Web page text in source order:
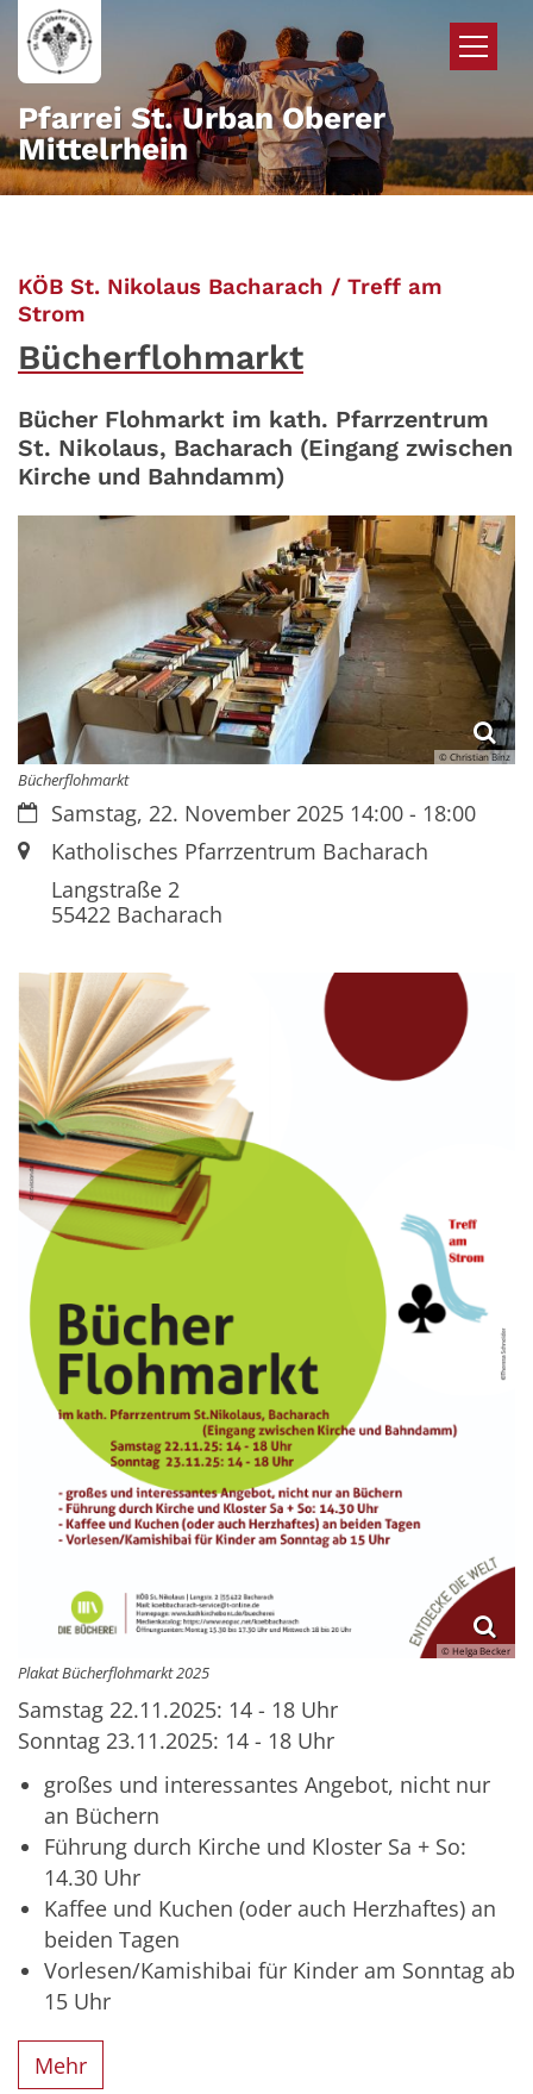
Zum Inhalt springen
Pfarrei St. Urban Oberer
Mittelrhein
KÖB St. Nikolaus Bacharach / Treff am
Strom
Bücherflohmarkt
Bücher Flohmarkt im kath. Pfarrzentrum
St. Nikolaus, Bacharach (Eingang zwischen
Kirche und Bahndamm)
© Christian Binz
Bücherflohmarkt
Datum:Samstag, 22. November 2025 14:00 - 18:00
Ort:Katholisches Pfarrzentrum Bacharach
Langstraße 2
55422 Bacharach
© Helga Becker
Plakat Bücherflohmarkt 2025
Samstag 22.11.2025: 14 - 18 Uhr
Sonntag 23.11.2025: 14 - 18 Uhr
großes und interessantes Angebot, nicht nur
an Büchern
Führung durch Kirche und Kloster Sa + So:
14.30 Uhr
Kaffee und Kuchen (oder auch Herzhaftes) an
beiden Tagen
Vorlesen/Kamishibai für Kinder am Sonntag ab
15 Uhr
Mehr